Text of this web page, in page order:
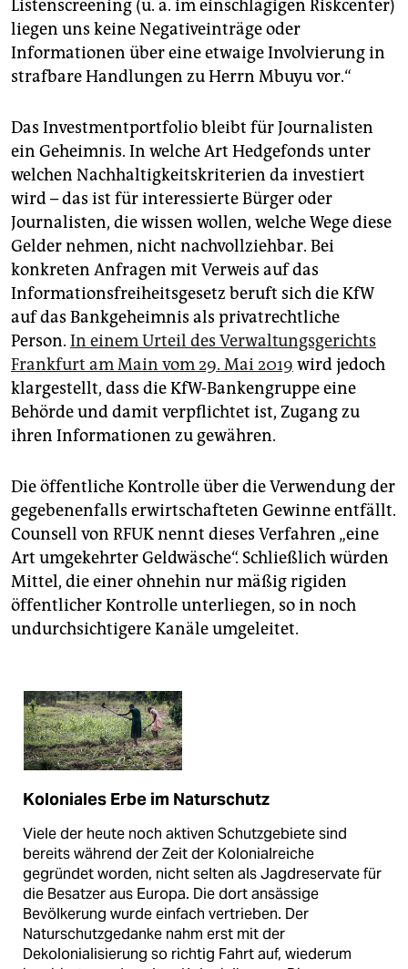
Listenscreening (u. a. im einschlägigen Riskcenter)
liegen uns keine Negativeinträge oder
Informationen über eine etwaige Involvierung in
strafbare Handlungen zu Herrn Mbuyu vor.“
Das Investmentportfolio bleibt für Journalisten
ein Geheimnis. In welche Art Hedgefonds unter
welchen Nachhaltigkeitskriterien da investiert
wird – das ist für interessierte Bürger oder
Journalisten, die wissen wollen, welche Wege diese
Gelder nehmen, nicht nachvollziehbar. Bei
konkreten Anfragen mit Verweis auf das
Informationsfreiheitsgesetz beruft sich die KfW
auf das Bankgeheimnis als privatrechtliche
Person. In einem Urteil des Verwaltungsgerichts
Frankfurt am Main vom 29. Mai 2019 wird jedoch
klargestellt, dass die KfW-Bankengruppe eine
Behörde und damit verpflichtet ist, Zugang zu
ihren Informationen zu gewähren.
Die öffentliche Kontrolle über die Verwendung der
gegebenenfalls erwirtschafteten Gewinne entfällt.
Counsell von RFUK nennt dieses Verfahren „eine
Art umgekehrter Geldwäsche“. Schließlich würden
Mittel, die einer ohnehin nur mäßig rigiden
öffentlicher Kontrolle unterliegen, so in noch
undurchsichtigere Kanäle umgeleitet.
Koloniales Erbe im Naturschutz
Viele der heute noch aktiven Schutzgebiete sind
bereits während der Zeit der Kolonialreiche
gegründet worden, nicht selten als Jagdreservate für
die Besatzer aus Europa. Die dort ansässige
Bevölkerung wurde einfach vertrieben. Der
Naturschutzgedanke nahm erst mit der
Dekolonialisierung so richtig Fahrt auf, wiederum